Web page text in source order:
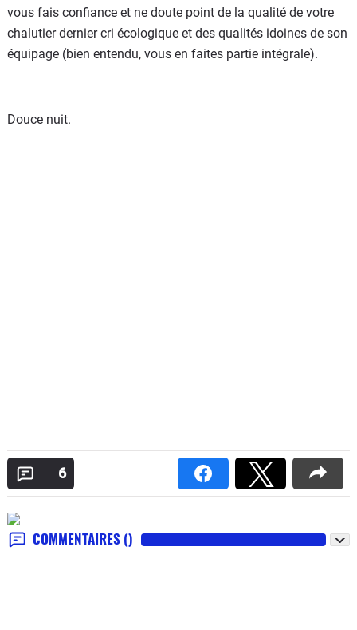
vous fais confiance et ne doute point de la qualité de votre
chalutier dernier cri écologique et des qualités idoines de son
équipage (bien entendu, vous en faites partie intégrale).
Douce nuit.
6
COMMENTAIRES ()